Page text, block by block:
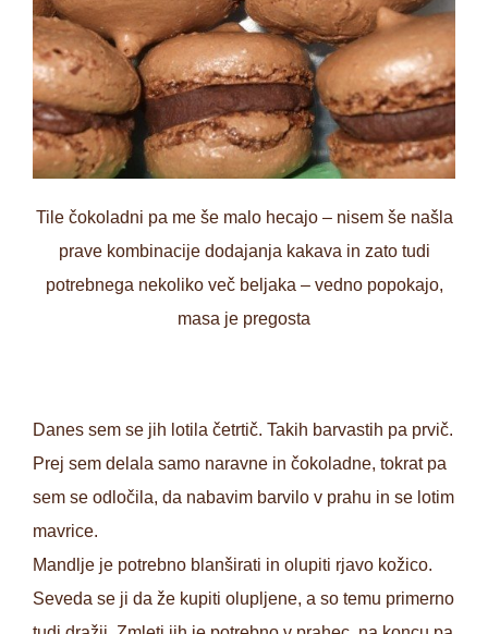
Tile čokoladni pa me še malo hecajo – nisem še našla
prave kombinacije dodajanja kakava in zato tudi
potrebnega nekoliko več beljaka – vedno popokajo,
masa je pregosta
Danes sem se jih lotila četrtič. Takih barvastih pa prvič.
Prej sem delala samo naravne in čokoladne, tokrat pa
sem se odločila, da nabavim barvilo v prahu in se lotim
mavrice.
Mandlje je potrebno blanširati in olupiti rjavo kožico.
Seveda se ji da že kupiti olupljene, a so temu primerno